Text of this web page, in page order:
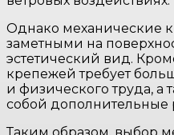
Однако механические
заметными на
эстетический вид.
крепежей требует
и физического труда, а
собой дополнительные
Таким образом, выбор